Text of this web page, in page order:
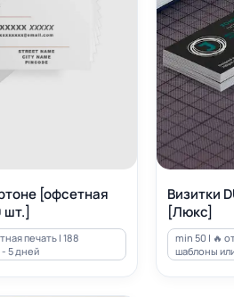
[офсетная
шт.]
печать | 188
5 дней
Визитки
[Люкс]
min 50 | 🔥
шаблоны